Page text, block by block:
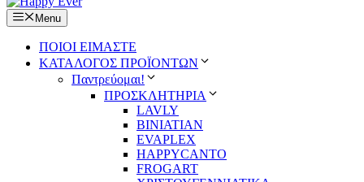
Menu
ΠΟΙΟΙ ΕΙΜΑΣΤΕ
ΚΑΤΑΛΟΓΟΣ ΠΡΟΪΟΝΤΩΝ
Παντρεύομαι!
ΠΡΟΣΚΛΗΤΗΡΙΑ
LAVLY
BINIATIAN
EVAPLEX
HAPPYCANTO
FROGART